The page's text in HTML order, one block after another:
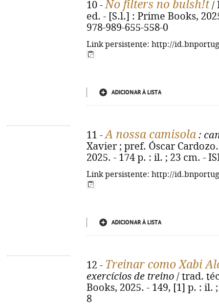
10 -No filters no bulsh!t/
ed. - [S.l.] : Prime Books,
978-989-655-558-0
Link persistente: http://
ADICIONAR À LISTA
11 -A nossa camisola :
Xavier ; pref. Óscar
2025. - 174 p. : il. ; 23 cm. -
Link persistente: http://
ADICIONAR À LISTA
12 - Treinar como Xabi
exercícios de treino / trad.
Books, 2025. - 149, [1] p. : il.
8